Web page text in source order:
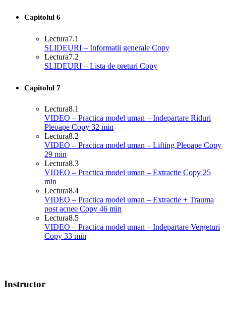
Capitolul 6
Lectura7.1
SLIDEURI – Informatii generale Copy
Lectura7.2
SLIDEURI – Lista de preturi Copy
Capitolul 7
Lectura8.1
VIDEO – Practica model uman – Indepartare Riduri
Pleoape Copy 32 min
Lectura8.2
VIDEO – Practica model uman – Lifting Pleoape Copy
29 min
Lectura8.3
VIDEO – Practica model uman – Extractie Copy 25
min
Lectura8.4
VIDEO – Practica model uman – Extractie + Trauma
post acnee Copy 46 min
Lectura8.5
VIDEO – Practica model uman – Indepartare Vergeturi
Copy 33 min
Instructor